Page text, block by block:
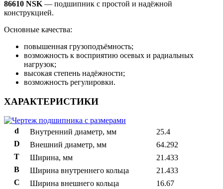
86610 NSK — подшипник с простой и надёжной
конструкцией.
Основные качества:
повышенная грузоподъёмность;
возможность к восприятию осевых и радиальных
нагрузок;
высокая степень надёжности;
возможность регулировки.
ХАРАКТЕРИСТИКИ
d Внутренний диаметр, мм
25.4
D
Внешний диаметр, мм
64.292
T
Ширина, мм
21.433
B
Ширина внутреннего кольца
21.433
С
Ширина внешнего кольца
16.67